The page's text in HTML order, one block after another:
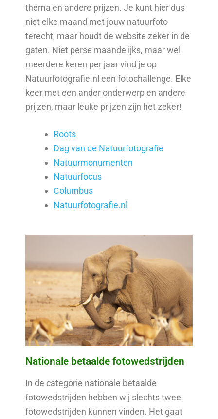
thema en andere prijzen. Je kunt hier dus
niet elke maand met jouw natuurfoto
terecht, maar houdt de website zeker in de
gaten. Niet perse maandelijks, maar wel
meerdere keren per jaar vind je op
Natuurfotografie.nl een fotochallenge. Elke
keer met een ander onderwerp en andere
prijzen, maar leuke prijzen zijn het zeker!
Roots
Dag van de Natuurfotografie
Natuurmonumenten
Natuurfocus
Columbus
Natuurfotografie.nl
Nationale betaalde fotowedstrijden
In de categorie nationale betaalde
fotowedstrijden hebben wij slechts twee
fotowedstrijden kunnen vinden. Het gaat